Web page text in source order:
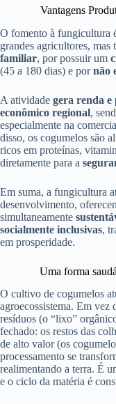
Vantagens
O fomento à fungicultura
grandes agricultores, mas
familiar, por possuir um
(45 a 180 dias) e pornão
A atividade gera renda e
econômico regional,
especialmente na
disso, os cogumelos são
ricos em proteínas,
diretamente para a
Em suma, a fungicultura
desenvolvimento,
simultaneamente
socialmente inclusivas,
em prosperidade.
Uma forma
O cultivo de cogumelos
agroecossistema. Em vez
resíduos (o “lixo”
fechado: os restos das
de alto valor (os
processamento se
realimentando a terra. É
e o ciclo da matéria é